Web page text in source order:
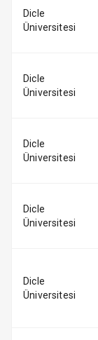
Dicle
Üniversitesi
Dicle
Üniversitesi
Dicle
Üniversitesi
Dicle
Üniversitesi
Dicle
Üniversitesi